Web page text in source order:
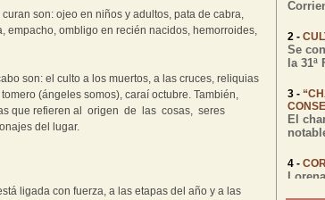
Se
la 31ª
El
son: ojeo en niños y adultos, pata de cabra,
empacho, ombligo en recién nacidos, hemorroides,
son: el culto a los muertos, a las cruces, reliquias
(ángeles somos), caraí octubre. También,
que refieren al origen de las cosas, seres
del lugar.
ligada con fuerza, a las etapas del año y a las